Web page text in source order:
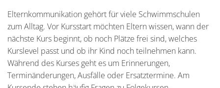
Elternkommunikation gehört für viele Schwimmschulen
zum Alltag. Vor Kursstart möchten Eltern wissen, wann der
nächste Kurs beginnt, ob noch Plätze frei sind, welches
Kurslevel passt und ob ihr Kind noch teilnehmen kann.
Während des Kurses geht es um Erinnerungen,
Terminänderungen, Ausfälle oder Ersatztermine. Am